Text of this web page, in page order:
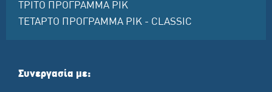
ΤΡΙΤΟ ΠΡΟΓΡΑΜΜΑ ΡΙΚ
ΤΕΤΑΡΤΟ ΠΡΟΓΡΑΜΜΑ ΡΙΚ - CLASSIC
Συνεργασία με: